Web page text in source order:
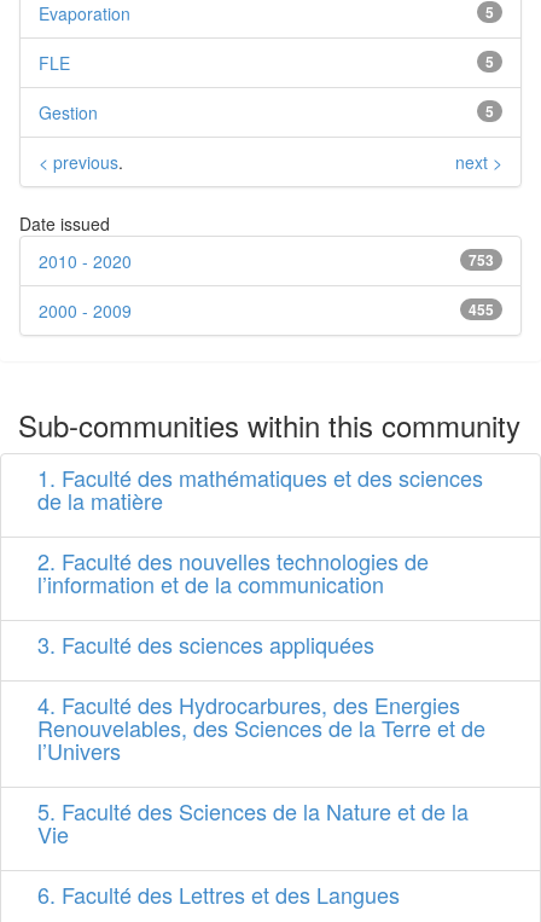
5
Evaporation
5
FLE
5
Gestion
.
< previous next >
Date issued
753
2010 - 2020
455
2000 - 2009
Sub-communities within this community
1. Faculté des mathématiques et des sciences
de la matière
2. Faculté des nouvelles technologies de
l’information et de la communication
3. Faculté des sciences appliquées
4. Faculté des Hydrocarbures, des Energies
Renouvelables, des Sciences de la Terre et de
l’Univers
5. Faculté des Sciences de la Nature et de la
Vie
6. Faculté des Lettres et des Langues